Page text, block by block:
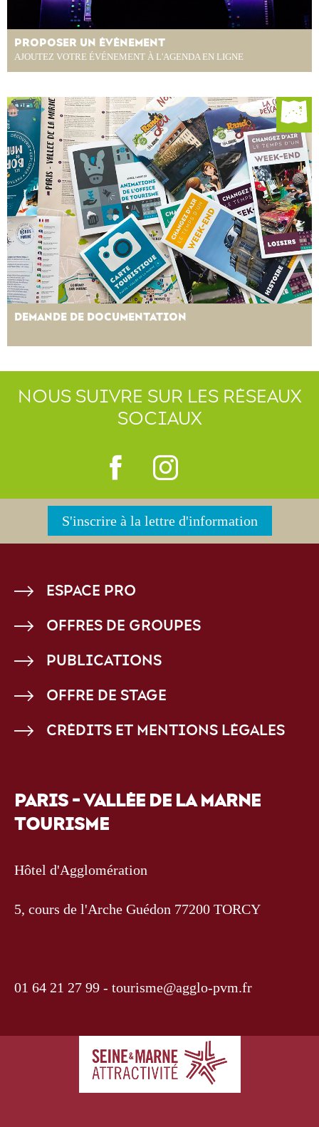
PROPOSER UN ÉVÉNEMENT
AJOUTEZ VOTRE ÉVÉNEMENT À L'AGENDA EN LIGNE
DEMANDE DE DOCUMENTATION
NOUS SUIVRE SUR LES RÉSEAUX
SOCIAUX
S'inscrire à la lettre d'information
PIED
DE
PAGE
ESPACE PRO
OFFRES DE GROUPES
PUBLICATIONS
OFFRE DE STAGE
CRÉDITS ET MENTIONS LÉGALES
PARIS - VALLÉE DE LA MARNE
TOURISME
Hôtel d'Agglomération
5, cours de l'Arche Guédon 77200 TORCY
01 64 21 27 99 - tourisme@agglo-pvm.fr